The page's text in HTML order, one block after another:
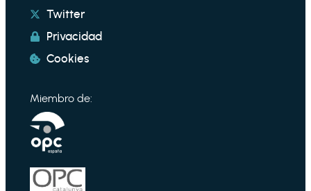
Twitter
Privacidad
Cookies
Miembro de: